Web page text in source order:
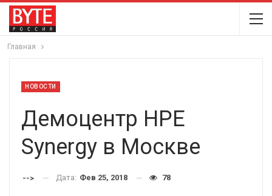
Главная
НОВОСТИ
Демоцентр HPE
Synergy в Москве
--> Дата: Фев 25, 2018 78